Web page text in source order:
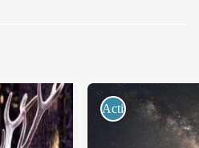
Activités de pleine